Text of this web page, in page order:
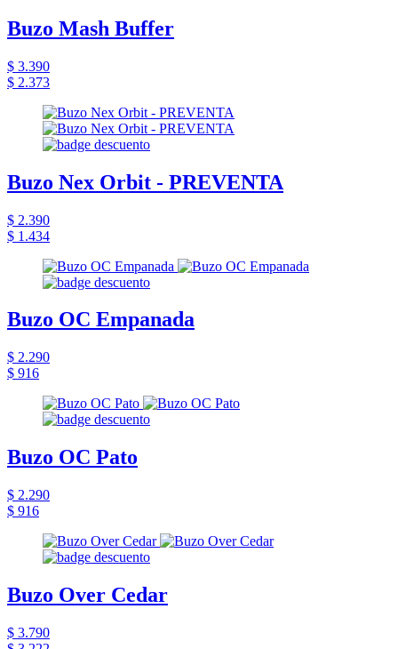
Buzo Mash Buffer
$ 3.390
$ 2.373
Buzo Nex Orbit - PREVENTA
$ 2.390
$ 1.434
Buzo OC Empanada
$ 2.290
$ 916
Buzo OC Pato
$ 2.290
$ 916
Buzo Over Cedar
$ 3.790